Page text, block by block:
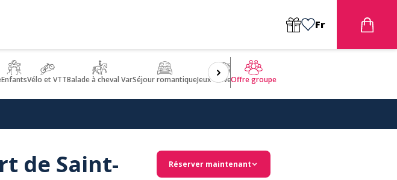
Fr
EnfantsVélo et VTTBalade à cheval VarSéjour romantiqueJeux d'aventuresBien être
Offre groupe
de Saint-
Réserver maintenant